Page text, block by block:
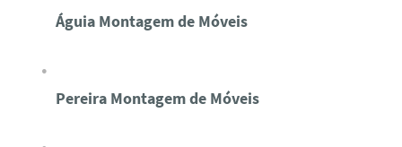
Águia Montagem de Móveis
Pereira Montagem de Móveis